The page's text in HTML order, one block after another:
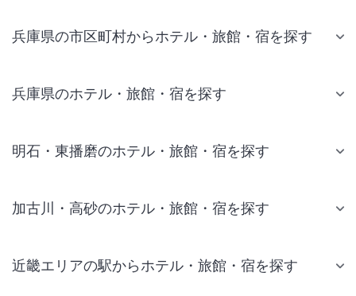
兵庫県の市区町村からホテル・旅館・宿を探す
兵庫県のホテル・旅館・宿を探す
明石・東播磨のホテル・旅館・宿を探す
加古川・高砂のホテル・旅館・宿を探す
近畿エリアの駅からホテル・旅館・宿を探す